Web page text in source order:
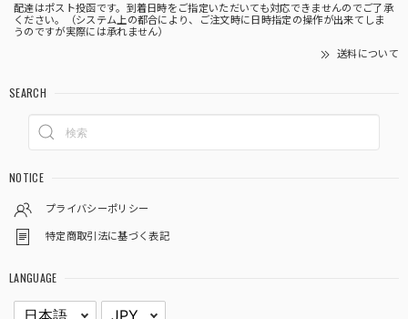
配達はポスト投函です。到着日時をご指定いただいても対応できませんのでご了承
ください。（システム上の都合により、ご注文時に日時指定の操作が出来てしま
うのですが実際には承れません）
送料について
SEARCH
NOTICE
プライバシーポリシー
特定商取引法に基づく表記
LANGUAGE